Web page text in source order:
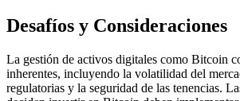
Desafíos y Consideraciones
La gestión de activos digitales como Bitcoin
inherentes, incluyendo la volatilidad del
regulatorias y la seguridad de las tenencias.